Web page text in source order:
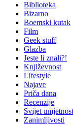
Biblioteka
Bizarno
Boemski kutak
Film
Geek stuff
Glazba
Jeste li znali?!
Književnost
Lifestyle
Najave
Priča dana
Recenzije
Svijet
Zanimljivosti